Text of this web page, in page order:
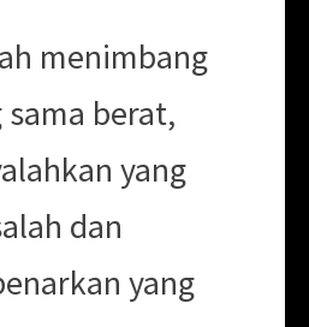
menimbang
sama berat,
yang
dan
yang